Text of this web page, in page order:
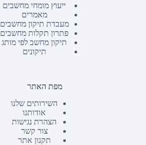
ייעוץ מומחי מחשבים
מאמרים
מעבדת תיקון מחשבים
פתרון תקלות מחשבים
תיקון מחשב לפי מותג
תיקונים
מפת האתר
השירותים שלנו
אודותנו
הצהרת נגישות
צור קשר
תקנון אתר